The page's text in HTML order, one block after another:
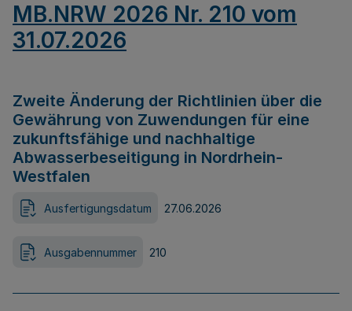
MB.NRW 2026 Nr. 210 vom
31.07.2026
Zweite Änderung der Richtlinien über die
Gewährung von Zuwendungen für eine
zukunftsfähige und nachhaltige
Abwasserbeseitigung in Nordrhein-
Westfalen
Ausfertigungsdatum 27.06.2026
Ausgabennummer 210